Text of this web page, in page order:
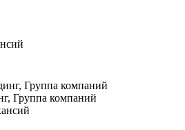
Группа компаний